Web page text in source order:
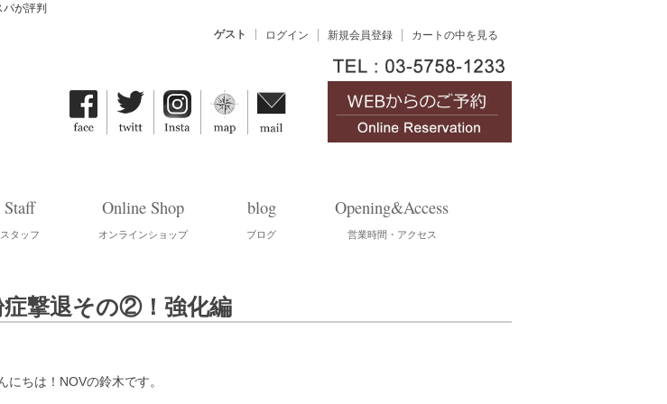
が評判
ゲスト ログイン 新規会員登録 カートの中を見る
Staff
スタッフ
Online Shop
オンラインショップ
blog
ブログ
Opening&Access
営業時間・アクセス
症撃退その②！強化編
にちは！NOVの鈴木です。